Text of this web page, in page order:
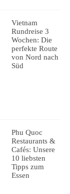
Vietnam
Rundreise 3
Wochen: Die
perfekte Route
von Nord nach
Süd
Phu Quoc
Restaurants &
Cafés: Unsere
10 liebsten
Tipps zum
Essen